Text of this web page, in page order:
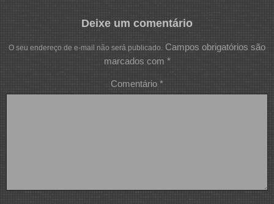
Deixe um comentário
O seu endereço de e-mail não será publicado. Campos obrigatórios são
marcados com *
Comentário *